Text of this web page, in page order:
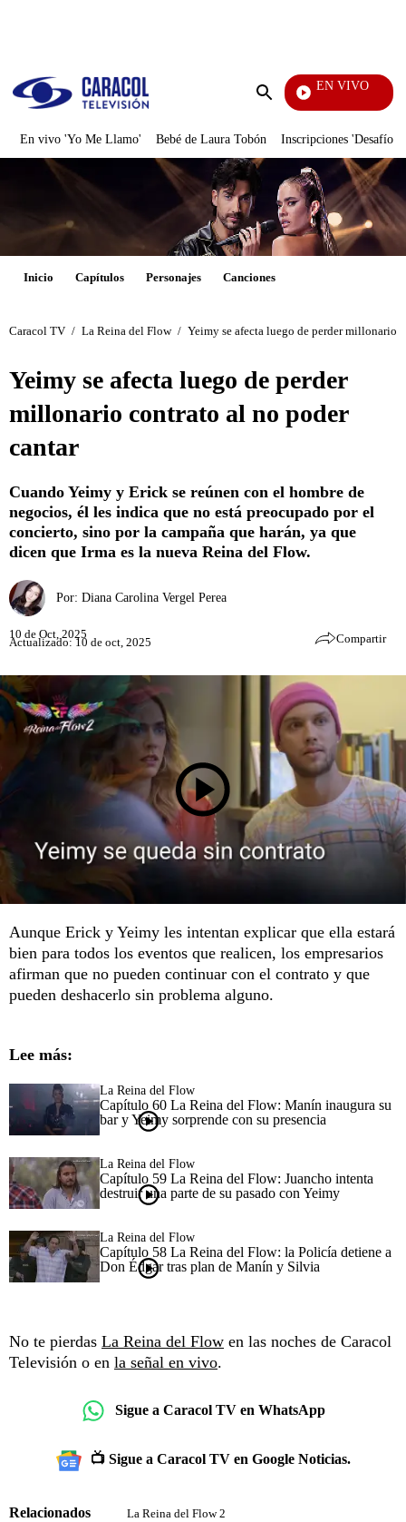
Enviar
EN VIVO
Televentas
En vivo 'Yo Me Llamo' Bebé de Laura Tobón Inscripciones 'Desafío'
Inicio Capítulos Personajes Canciones
Caracol TV / La Reina del Flow / Yeimy se afecta luego de perder millonario
Yeimy se afecta luego de perder
millonario contrato al no poder
cantar
Cuando Yeimy y Erick se reúnen con el hombre de
negocios, él les indica que no está preocupado por el
concierto, sino por la campaña que harán, ya que
dicen que Irma es la nueva Reina del Flow.
Por: Diana Carolina Vergel Perea
10 de Oct, 2025
Actualizado: 10 de oct, 2025 Compartir
Aunque Erick y Yeimy les intentan explicar que ella estará
bien para todos los eventos que realicen, los empresarios
afirman que no pueden continuar con el contrato y que
pueden deshacerlo sin problema alguno.
Lee más:
La Reina del Flow
Capítulo 60 La Reina del Flow: Manín inaugura su
bar y Yeimy sorprende con su presencia
La Reina del Flow
Capítulo 59 La Reina del Flow: Juancho intenta
destruir una parte de su pasado con Yeimy
La Reina del Flow
Capítulo 58 La Reina del Flow: la Policía detiene a
Don Édgar tras plan de Manín y Silvia
No te pierdas La Reina del Flow en las noches de Caracol
Televisión o en la señal en vivo.
Sigue a Caracol TV en WhatsApp
📺 Sigue a Caracol TV en Google Noticias.
Relacionados La Reina del Flow 2